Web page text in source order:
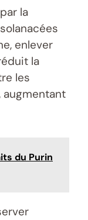
la
enlever
la
les
augmentant
du Purin